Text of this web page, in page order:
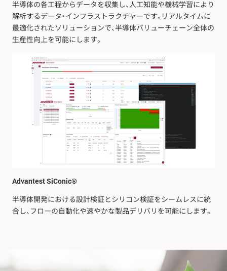
半導体の各工程からデータを収集し、人工知能や機械学習により
解析するデータ・インフラストラクチャーです。リアルタイムに
最適化されたソリューションで、半導体バリューチェーン全体の
生産性向上を可能にします。
Advantest SiConic®
半導体開発における設計検証とシリコン検証をシームレスに統
合し、フローの自動化や速やかな製品デリバリを可能にします。